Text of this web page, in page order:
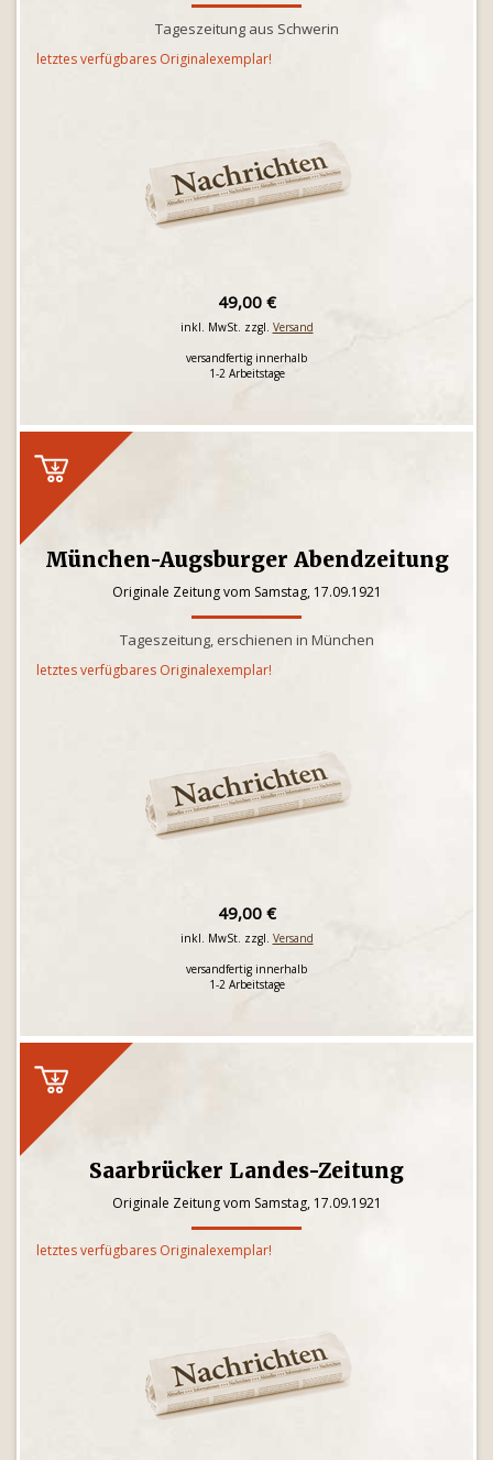
Tageszeitung aus Schwerin
letztes verfügbares Originalexemplar!
49,00 €
inkl. MwSt. zzgl. Versand
versandfertig innerhalb
1-2 Arbeitstage
München-Augsburger Abendzeitung
Originale Zeitung vom Samstag, 17.09.1921
Tageszeitung, erschienen in München
letztes verfügbares Originalexemplar!
49,00 €
inkl. MwSt. zzgl. Versand
versandfertig innerhalb
1-2 Arbeitstage
Saarbrücker Landes-Zeitung
Originale Zeitung vom Samstag, 17.09.1921
letztes verfügbares Originalexemplar!